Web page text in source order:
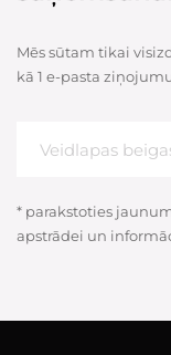
Mēs sūtam tikai
kā 1 e-pasta
* parakstoties
apstrādei un